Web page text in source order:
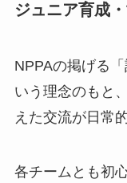
ジュニア育成
NPPAの掲げる
いう理念のもと
えた交流が日常
各チームとも初